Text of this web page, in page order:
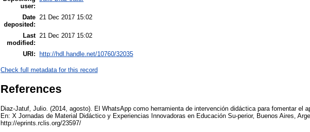
user:
Date
deposited:
21 Dec 2017 15:02
Last
modified:
21 Dec 2017 15:02
URI: http://hdl.handle.net/10760/32035
Check full metadata for this record
References
Diaz-Jatuf, Julio. (2014, agosto). El WhatsApp como herramienta de intervención didáctica para fomentar el
En: X Jornadas de Material Didáctico y Experiencias Innovadoras en Educación Su-perior, Buenos Aires,
http://eprints.rclis.org/23597/